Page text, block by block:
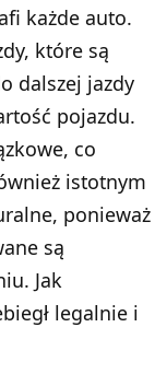
każde auto.
które są
dalszej jazdy
pojazdu.
co
istotnym
ponieważ
są
Jak
legalnie i